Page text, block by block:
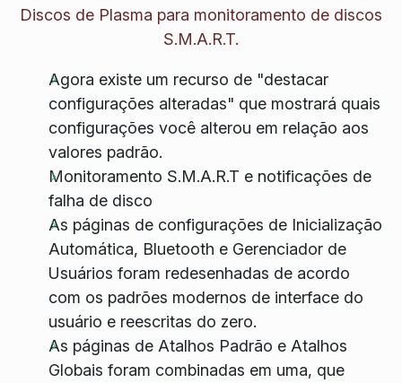
Discos de Plasma para monitoramento de discos
S.M.A.R.T.
Agora existe um recurso de "destacar
configurações alteradas" que mostrará quais
configurações você alterou em relação aos
valores padrão.
Monitoramento S.M.A.R.T e notificações de
falha de disco
As páginas de configurações de Inicialização
Automática, Bluetooth e Gerenciador de
Usuários foram redesenhadas de acordo
com os padrões modernos de interface do
usuário e reescritas do zero.
As páginas de Atalhos Padrão e Atalhos
Globais foram combinadas em uma, que